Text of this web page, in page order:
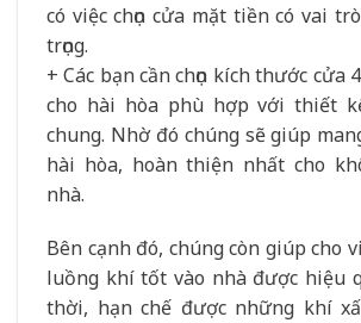
có việc chọn cửa mặt tiền có vai
trọng.
+ Các bạn cần chọn kích thước cửa
cho hài hòa phù hợp với thiết
chung. Nhờ đó chúng sẽ giúp
hài hòa, hoàn thiện nhất cho
nhà.
Bên cạnh đó, chúng còn giúp cho
luồng khí tốt vào nhà được hiệu
thời, hạn chế được những khí